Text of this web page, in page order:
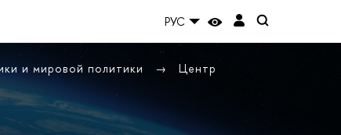
РУС
и мировой политики
Центр